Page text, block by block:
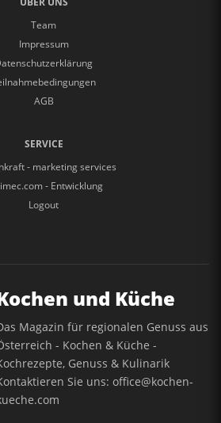
Team
Impressum
AGB
SERVICE
- marketing services
- Entwicklung
Logout
und Küche
Magazin für regionalen Genuss aus
- Kochen & Küche -
Genuss & Kulinarik
Sie uns:office@kochen-